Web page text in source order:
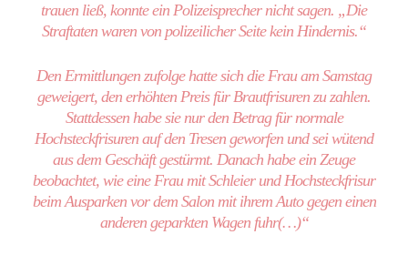
trauen ließ, konnte ein Polizeisprecher nicht sagen. „Die
Straftaten waren von polizeilicher Seite kein Hindernis.“
Den Ermittlungen zufolge hatte sich die Frau am Samstag
geweigert, den erhöhten Preis für Brautfrisuren zu zahlen.
Stattdessen habe sie nur den Betrag für normale
Hochsteckfrisuren auf den Tresen geworfen und sei wütend
aus dem Geschäft gestürmt. Danach habe ein Zeuge
beobachtet, wie eine Frau mit Schleier und Hochsteckfrisur
beim Ausparken vor dem Salon mit ihrem Auto gegen einen
anderen geparkten Wagen fuhr(…)“